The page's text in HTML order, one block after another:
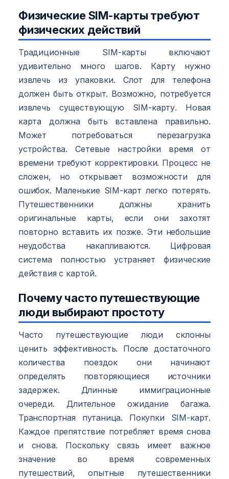
Физические SIM-карты требуют
физических действий
Традиционные SIM-карты включают
удивительно много шагов. Карту нужно
извлечь из упаковки. Слот для телефона
должен быть открыт. Возможно, потребуется
извлечь существующую SIM-карту. Новая
карта должна быть вставлена правильно.
Может потребоваться перезагрузка
устройства. Сетевые настройки время от
времени требуют корректировки. Процесс не
сложен, но открывает возможности для
ошибок. Маленькие SIM-карт легко потерять.
Путешественники должны хранить
оригинальные карты, если они захотят
повторно вставить их позже. Эти небольшие
неудобства накапливаются. Цифровая
система полностью устраняет физические
действия с картой.
Почему часто путешествующие
люди выбирают простоту
Часто путешествующие люди склонны
ценить эффективность. После достаточного
количества поездок они начинают
определять повторяющиеся источники
задержек. Длинные иммиграционные
очереди. Длительное ожидание багажа.
Транспортная путаница. Покупки SIM-карт.
Каждое препятствие потребляет время снова
и снова. Поскольку связь имеет важное
значение во время современных
путешествий, опытные путешественники